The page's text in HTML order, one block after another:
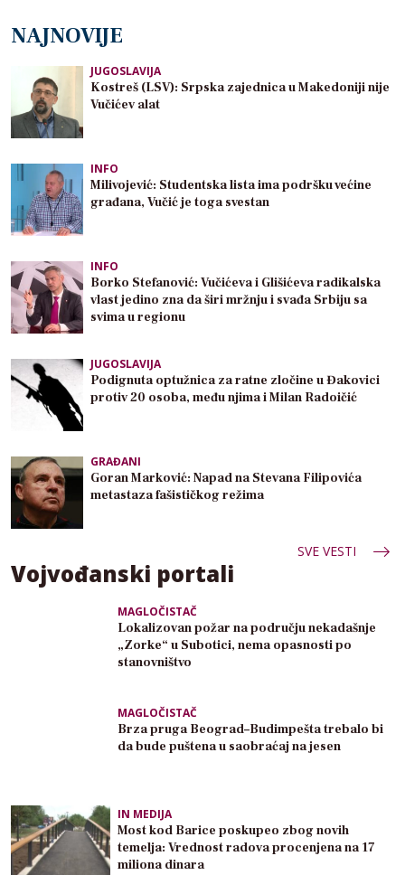
NAJNOVIJE
JUGOSLAVIJA
Kostreš (LSV): Srpska zajednica u Makedoniji nije
Vučićev alat
INFO
Milivojević: Studentska lista ima podršku većine
građana, Vučić je toga svestan
INFO
Borko Stefanović: Vučićeva i Glišićeva radikalska
vlast jedino zna da širi mržnju i svađa Srbiju sa
svima u regionu
JUGOSLAVIJA
Podignuta optužnica za ratne zločine u Đakovici
protiv 20 osoba, među njima i Milan Radoičić
GRAĐANI
Goran Marković: Napad na Stevana Filipovića
metastaza fašističkog režima
SVE VESTI
Vojvođanski portali
MAGLOČISTAČ
Lokalizovan požar na području nekadašnje
„Zorke“ u Subotici, nema opasnosti po
stanovništvo
MAGLOČISTAČ
Brza pruga Beograd–Budimpešta trebalo bi
da bude puštena u saobraćaj na jesen
IN MEDIJA
Most kod Barice poskupeo zbog novih
temelja: Vrednost radova procenjena na 17
miliona dinara